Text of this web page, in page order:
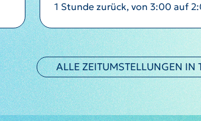
1 Stunde zurück, von 3:00 auf
ALLE ZEITUMSTELLUNGEN IN